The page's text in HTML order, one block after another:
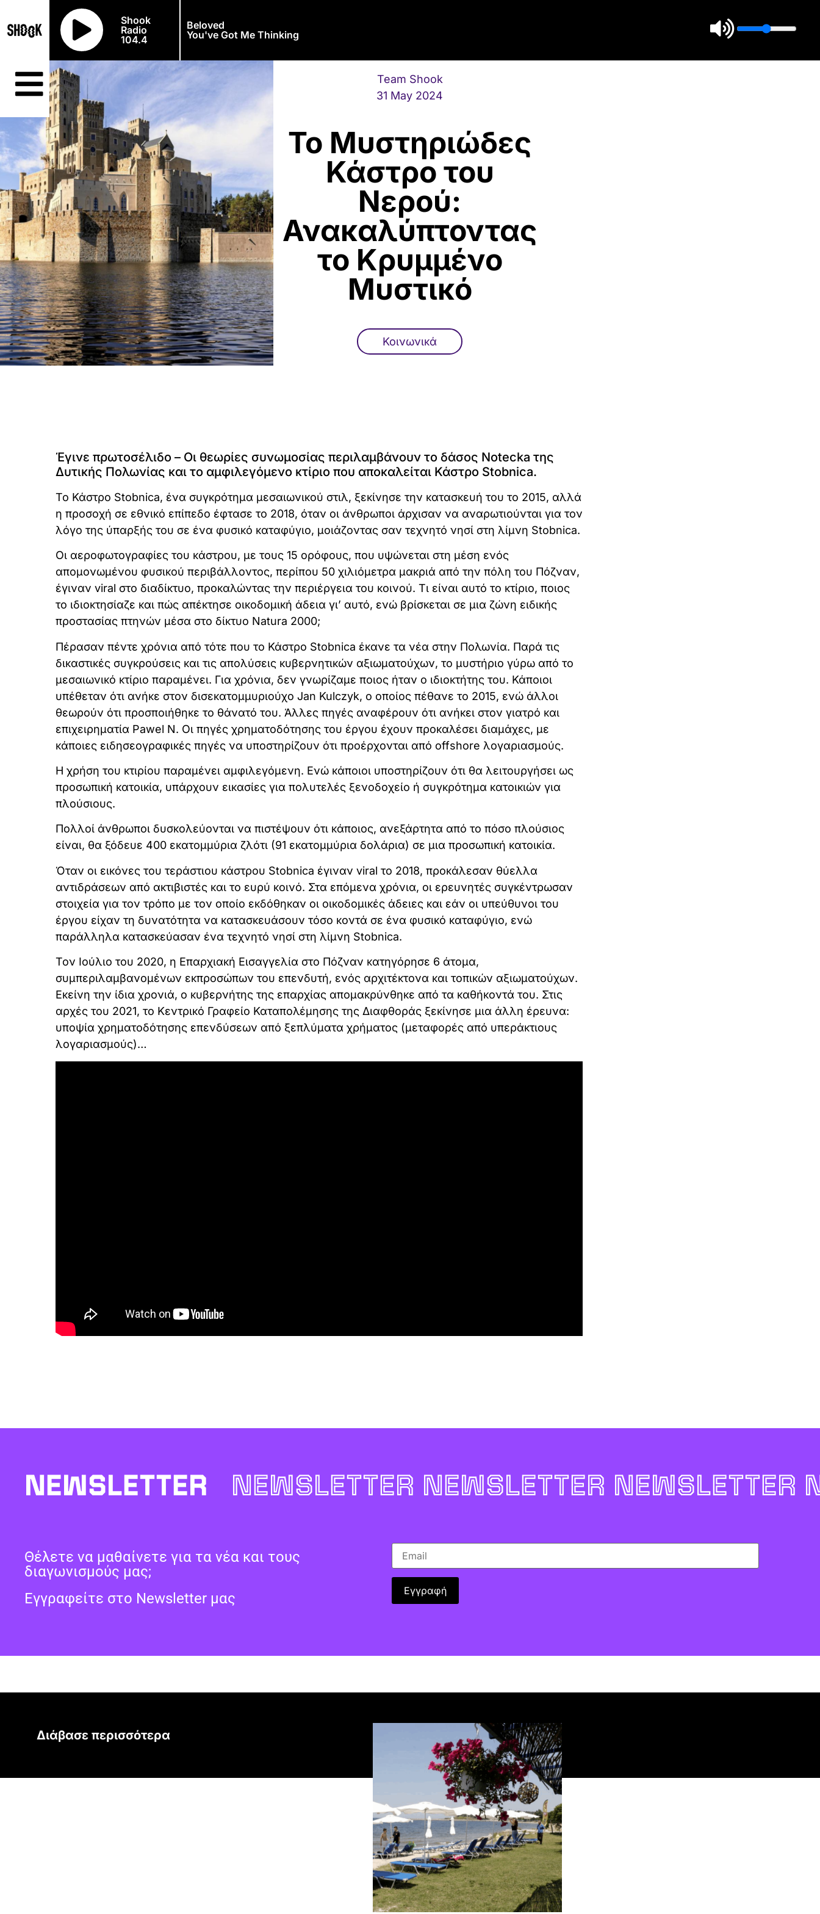
Shook
Radio
104.4
Beloved
You've Got Me Thinking
Team Shook
31 May 2024
Το Μυστηριώδες
Κάστρο του
Νερού:
Ανακαλύπτοντας
το Κρυμμένο
Μυστικό
Κοινωνικά
Έγινε πρωτοσέλιδο – Οι θεωρίες συνωμοσίας περιλαμβάνουν το δάσος Notecka της
Δυτικής Πολωνίας και το αμφιλεγόμενο κτίριο που αποκαλείται Κάστρο Stobnica.
Το Κάστρο Stobnica, ένα συγκρότημα μεσαιωνικού στιλ, ξεκίνησε την κατασκευή του το 2015, αλλά
η προσοχή σε εθνικό επίπεδο έφτασε το 2018, όταν οι άνθρωποι άρχισαν να αναρωτιούνται για τον
λόγο της ύπαρξής του σε ένα φυσικό καταφύγιο, μοιάζοντας σαν τεχνητό νησί στη λίμνη Stobnica.
Οι αεροφωτογραφίες του κάστρου, με τους 15 ορόφους, που υψώνεται στη μέση ενός
απομονωμένου φυσικού περιβάλλοντος, περίπου 50 χιλιόμετρα μακριά από την πόλη του Πόζναν,
έγιναν viral στο διαδίκτυο, προκαλώντας την περιέργεια του κοινού. Τι είναι αυτό το κτίριο, ποιος
το ιδιοκτησίαζε και πώς απέκτησε οικοδομική άδεια γι’ αυτό, ενώ βρίσκεται σε μια ζώνη ειδικής
προστασίας πτηνών μέσα στο δίκτυο Natura 2000;
Πέρασαν πέντε χρόνια από τότε που το Κάστρο Stobnica έκανε τα νέα στην Πολωνία. Παρά τις
δικαστικές συγκρούσεις και τις απολύσεις κυβερνητικών αξιωματούχων, το μυστήριο γύρω από το
μεσαιωνικό κτίριο παραμένει. Για χρόνια, δεν γνωρίζαμε ποιος ήταν ο ιδιοκτήτης του. Κάποιοι
υπέθεταν ότι ανήκε στον δισεκατομμυριούχο Jan Kulczyk, ο οποίος πέθανε το 2015, ενώ άλλοι
θεωρούν ότι προσποιήθηκε το θάνατό του. Άλλες πηγές αναφέρουν ότι ανήκει στον γιατρό και
επιχειρηματία Pawel N. Οι πηγές χρηματοδότησης του έργου έχουν προκαλέσει διαμάχες, με
κάποιες ειδησεογραφικές πηγές να υποστηρίζουν ότι προέρχονται από offshore λογαριασμούς.
Η χρήση του κτιρίου παραμένει αμφιλεγόμενη. Ενώ κάποιοι υποστηρίζουν ότι θα λειτουργήσει ως
προσωπική κατοικία, υπάρχουν εικασίες για πολυτελές ξενοδοχείο ή συγκρότημα κατοικιών για
πλούσιους.
Πολλοί άνθρωποι δυσκολεύονται να πιστέψουν ότι κάποιος, ανεξάρτητα από το πόσο πλούσιος
είναι, θα ξόδευε 400 εκατομμύρια ζλότι (91 εκατομμύρια δολάρια) σε μια προσωπική κατοικία.
Όταν οι εικόνες του τεράστιου κάστρου Stobnica έγιναν viral το 2018, προκάλεσαν θύελλα
αντιδράσεων από ακτιβιστές και το ευρύ κοινό. Στα επόμενα χρόνια, οι ερευνητές συγκέντρωσαν
στοιχεία για τον τρόπο με τον οποίο εκδόθηκαν οι οικοδομικές άδειες και εάν οι υπεύθυνοι του
έργου είχαν τη δυνατότητα να κατασκευάσουν τόσο κοντά σε ένα φυσικό καταφύγιο, ενώ
παράλληλα κατασκεύασαν ένα τεχνητό νησί στη λίμνη Stobnica.
Τον Ιούλιο του 2020, η Επαρχιακή Εισαγγελία στο Πόζναν κατηγόρησε 6 άτομα,
συμπεριλαμβανομένων εκπροσώπων του επενδυτή, ενός αρχιτέκτονα και τοπικών αξιωματούχων.
Εκείνη την ίδια χρονιά, ο κυβερνήτης της επαρχίας απομακρύνθηκε από τα καθήκοντά του. Στις
αρχές του 2021, το Κεντρικό Γραφείο Καταπολέμησης της Διαφθοράς ξεκίνησε μια άλλη έρευνα:
υποψία χρηματοδότησης επενδύσεων από ξεπλύματα χρήματος (μεταφορές από υπεράκτιους
λογαριασμούς)…
NEWSLETTER NEWSLETTER NEWSLETTER NEWSLETTER
Θέλετε να μαθαίνετε για τα νέα και τους
διαγωνισμούς μας;
Εγγραφείτε στο Newsletter μας
Διάβασε περισσότερα